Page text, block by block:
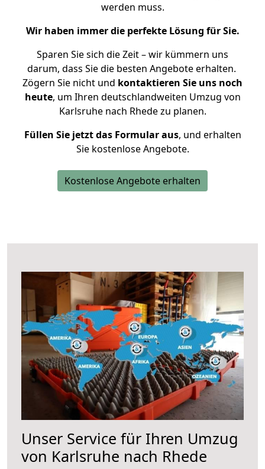
werden muss.
Wir haben immer die perfekte Lösung für Sie.
Sparen Sie sich die Zeit – wir kümmern uns
darum, dass Sie die besten Angebote erhalten.
Zögern Sie nicht und kontaktieren Sie uns noch
heute, um Ihren deutschlandweiten Umzug von
Karlsruhe nach Rhede zu planen.
Füllen Sie jetzt das Formular aus, und erhalten
Sie kostenlose Angebote.
Kostenlose Angebote erhalten
Unser Service für Ihren Umzug
von Karlsruhe nach Rhede